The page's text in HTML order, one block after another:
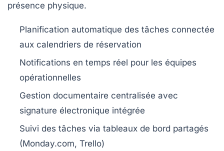
présence physique.
Planification automatique des tâches connectée
aux calendriers de réservation
Notifications en temps réel pour les équipes
opérationnelles
Gestion documentaire centralisée avec
signature électronique intégrée
Suivi des tâches via tableaux de bord partagés
(Monday.com, Trello)